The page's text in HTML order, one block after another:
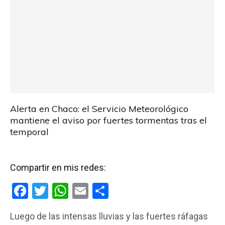
Alerta en Chaco: el Servicio Meteorológico
mantiene el aviso por fuertes tormentas tras el
temporal
Compartir en mis redes:
F
T
W E
Luego de las intensas lluvias y las fuertes ráfagas